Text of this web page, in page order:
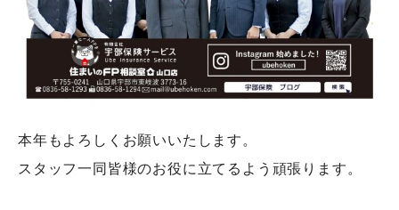
本年もよろしくお願いいたします。
スタッフ一同皆様のお役に立てるよう頑張ります。